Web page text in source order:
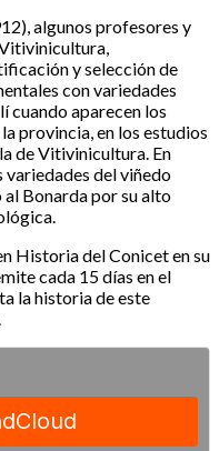
algunos profesores y
y selección de
con variedades
cuando aparecen los
provincia, en los estudios
de Vitivinicultura. En
variedades del viñedo
Bonarda por su alto
Historia del Conicet en su
cada 15 días en el
la historia de este